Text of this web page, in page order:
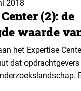
2018
(2): de
waarde
het Expertise
dat